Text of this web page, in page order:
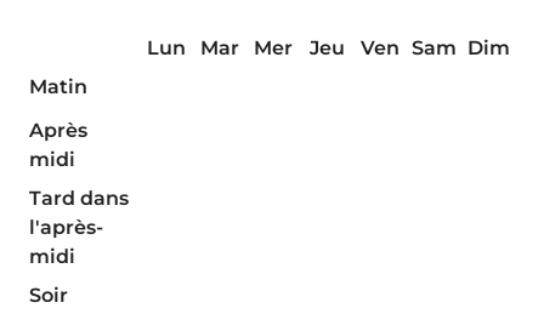
Lun Mar Mer Jeu Ven Sam Dim
Matin
Après
midi
Tard dans
l'après-
midi
Soir